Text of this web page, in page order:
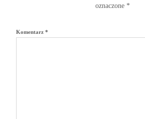
oznaczone *
Komentarz *